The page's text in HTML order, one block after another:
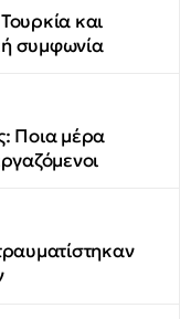
και
συμφωνία
Ποια μέρα